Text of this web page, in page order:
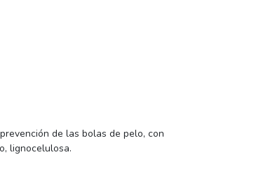
de las bolas de pelo, con
lignocelulosa.